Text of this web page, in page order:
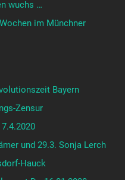
wuchs …
im Münchner
Bayern
Zensur
und 29.3. Sonja Lerch
Hauck